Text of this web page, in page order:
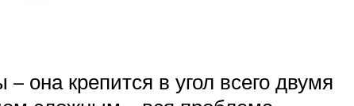
она крепится в угол всего двумя